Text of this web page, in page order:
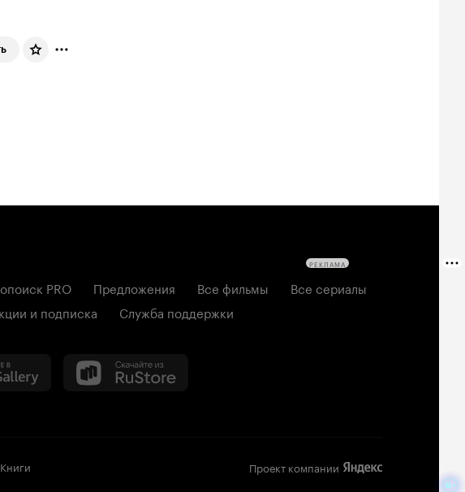
PRO Предложения Все фильмы
Все сериалы
и подписка Служба поддержки
Книги Проект компании
РЕКЛАМА